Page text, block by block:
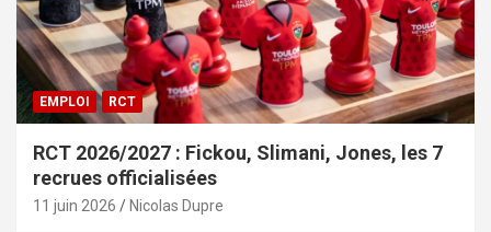
EMPLOI RCT
RCT 2026/2027 : Fickou, Slimani, Jones, les 7
recrues officialisées
11 juin 2026 Nicolas Dupre